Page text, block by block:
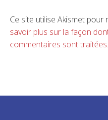
Ce site utilise Akismet pour
savoir plus sur la façon
commentaires sont traitées.